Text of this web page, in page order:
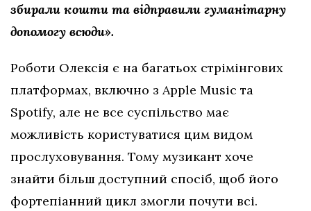
збирали кошти та відправили гуманітарну
допомогу всюди».
Роботи Олексія є на багатьох стрімінгових
платформах, включно з Apple Music та
Spotify, але не все суспільство має
можливість користуватися цим видом
прослуховування. Тому музикант хоче
знайти більш доступний спосіб, щоб його
фортепіанний цикл змогли почути всі.